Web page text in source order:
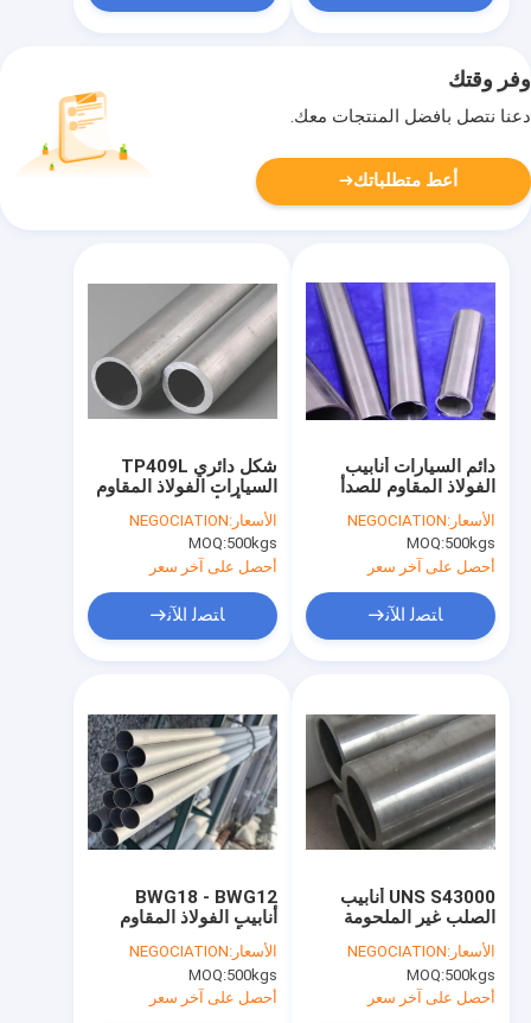
وفر وقتك
دعنا نتصل بأفضل المنتجات معك.
أعط متطلباتك
شكل دائري TP409L
السيارات الفولاذ المقاوم
6096mm طول
الأسعار:NEGOCIATION
MOQ:500kgs
أحصل على آخر سعر
ﺎﺘﺼﻟ ﺍﻶﻧ
دائم السيارات أنابيب
الفولاذ المقاوم للصدأ
أنابيب الفولاذ المقاوم
للصدأ
الأسعار:NEGOCIATION
MOQ:500kgs
أحصل على آخر سعر
ﺎﺘﺼﻟ ﺍﻶﻧ
BWG18 - BWG12
أنابيب الفولاذ المقاوم
للصدأ غير الملحومة
ASME SA268 لتوسيع
المفاصل
الأسعار:NEGOCIATION
MOQ:500kgs
أحصل على آخر سعر
UNS S43000 أنابيب
الصلب غير الملحومة
طول EN10204 3.1
الأسعار:NEGOCIATION
MOQ:500kgs
أحصل على آخر سعر